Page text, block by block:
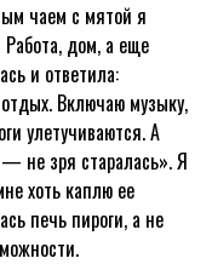
чаем с мятой я
Работа, дом, а еще
и ответила:
Включаю музыку,
улетучиваются. А
не зря старалась». Я
хоть каплю ее
печь пироги, а не